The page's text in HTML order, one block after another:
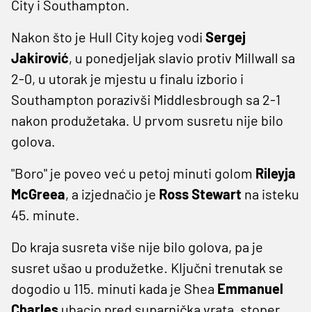
City i Southampton.
Nakon što je Hull City kojeg vodi Sergej
Jakirović, u ponedjeljak slavio protiv Millwall sa
2-0, u utorak je mjestu u finalu izborio i
Southampton porazivši Middlesbrough sa 2-1
nakon produžetaka. U prvom susretu nije bilo
golova.
"Boro" je poveo već u petoj minuti golom Rileyja
McGreea, a izjednačio je Ross Stewart na isteku
45. minute.
Do kraja susreta više nije bilo golova, pa je
susret ušao u produžetke. Ključni trenutak se
dogodio u 115. minuti kada je Shea Emmanuel